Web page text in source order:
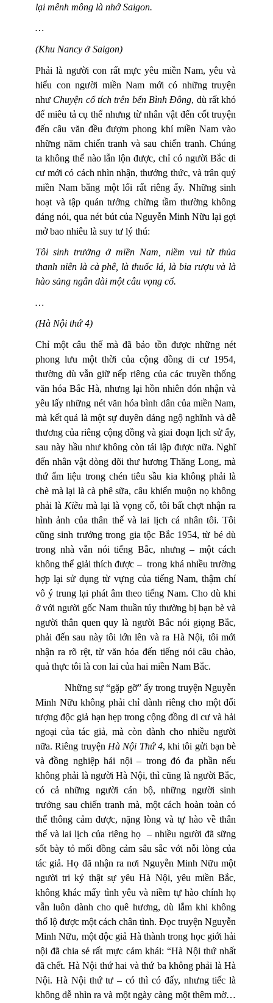
lại mênh mông là nhớ Saigon.
…
(Khu Nancy ở Saigon)
Phải là người con rất mực yêu miền Nam, yêu và
hiểu con người miền Nam mới có những truyện
như Chuyện cổ tích trên bến Bình Đông, dù rất khó
để miêu tả cụ thể nhưng từ nhân vật đến cốt truyện
đến câu văn đều đượm phong khí miền Nam vào
những năm chiến tranh và sau chiến tranh. Chúng
ta không thể nào lẫn lộn được, chỉ có người Bắc di
cư mới có cách nhìn nhận, thưởng thức, và trân quý
miền Nam bằng một lối rất riêng ấy. Những sinh
hoạt và tập quán tưởng chừng tầm thường không
đáng nói, qua nét bút của Nguyễn Minh Nữu lại gợi
mở bao nhiêu là suy tư lý thú:
Tôi sinh trưởng ở miền Nam, niềm vui từ thủa
thanh niên là cà phê, là thuốc lá, là bia rượu và là
hào sảng ngân dài một câu vọng cổ.
…
(Hà Nội thứ 4)
Chỉ một câu thế mà đã bảo tồn được những nét
phong lưu một thời của cộng đồng di cư 1954,
thường dù vẫn giữ nếp riêng của các truyền thống
văn hóa Bắc Hà, nhưng lại hồn nhiên đón nhận và
yêu lấy những nét văn hóa bình dân của miền Nam,
mà kết quả là một sự duyên dáng ngộ nghĩnh và dễ
thương của riêng cộng đồng và giai đoạn lịch sử ấy,
sau này hầu như không còn tái lập được nữa. Nghĩ
đến nhân vật dòng dõi thư hương Thăng Long, mà
thứ ẩm liệu trong chén tiêu sầu kia không phải là
chè mà lại là cà phê sữa, câu khiển muộn nọ không
phải là Kiều mà lại là vọng cổ, tôi bất chợt nhận ra
hình ảnh của thân thế và lai lịch cá nhân tôi. Tôi
cũng sinh trưởng trong gia tộc Bắc 1954, từ bé dù
trong nhà vẫn nói tiếng Bắc, nhưng – một cách
không thể giải thích được – trong khá nhiều trường
hợp lại sử dụng từ vựng của tiếng Nam, thậm chí
vô ý trung lại phát âm theo tiếng Nam. Cho dù khi
ở với người gốc Nam thuần túy thường bị bạn bè và
người thân quen quy là người Bắc nói giọng Bắc,
phải đến sau này tôi lớn lên và ra Hà Nội, tôi mới
nhận ra rõ rệt, từ văn hóa đến tiếng nói câu chào,
quả thực tôi là con lai của hai miền Nam Bắc.
Những sự “gặp gỡ” ấy trong truyện Nguyễn
Minh Nữu không phải chỉ dành riêng cho một đối
tượng độc giả hạn hẹp trong cộng đồng di cư và hải
ngoại của tác giả, mà còn dành cho nhiều người
nữa. Riêng truyện Hà Nội Thứ 4, khi tôi gửi bạn bè
và đồng nghiệp hải nội – trong đó đa phần nếu
không phải là người Hà Nội, thì cũng là người Bắc,
có cả những người cán bộ, những người sinh
trưởng sau chiến tranh mà, một cách hoàn toàn có
thể thông cảm được, nặng lòng và tự hào về thân
thế và lai lịch của riêng họ – nhiều người đã sững
sốt bày tỏ mối đồng cảm sâu sắc với nỗi lòng của
tác giả. Họ đã nhận ra nơi Nguyễn Minh Nữu một
người tri kỷ thật sự yêu Hà Nội, yêu miền Bắc,
không khác mấy tình yêu và niềm tự hào chính họ
vẫn luôn dành cho quê hương, dù lắm khi không
thổ lộ được một cách chân tình. Đọc truyện Nguyễn
Minh Nữu, một độc giả Hà thành trong học giới hải
nội đã chia sẻ rất mực cảm khái: “Hà Nội thứ nhất
đã chết. Hà Nội thứ hai và thứ ba không phải là Hà
Nội. Hà Nội thứ tư – có thì có đấy, nhưng tiếc là
không dễ nhìn ra và một ngày càng một thêm mờ…